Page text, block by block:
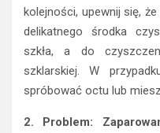
kolejności, upewnij się,
delikatnego środka
szkła, a do
szklarskiej. W
spróbować octu lub
2. Problem: